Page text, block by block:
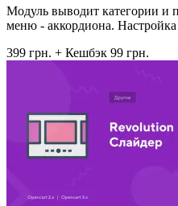
Модуль выводит категории и
меню - аккордиона.
399 грн. + Кешбэк 99 грн.